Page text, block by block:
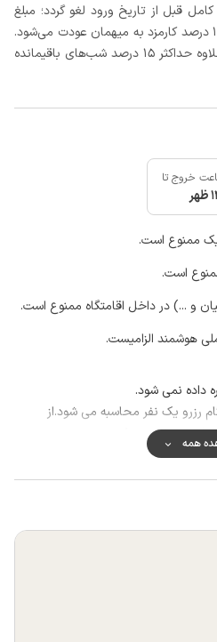
که رزرو، حداقل 3 روز کامل قبل از تاریخ ورود لغو گردد؛ مبلغ
صورتحساب پس از کسر حداکثر 15 درصد کارمزد به میهمان عودت می‌شود.
در غیر اینصورت اجاره شب اول بعلاوه حداکثر 15 درصد شب‌های باقیمانده
خروج تا
ممنوع است.
است.
و ...) در داخل اقامتگاه ممنوع است.
هوشمند الزامیست.
داده نمی شود.
در هنگام رزرو یک نفر محاسبه می شود.از
رزرو شده معذوریم.
همه